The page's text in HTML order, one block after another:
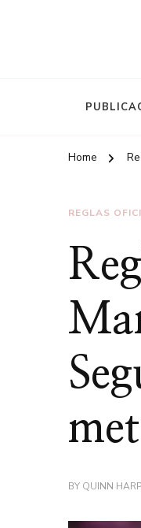
Home
REGLAS
BY QUINN